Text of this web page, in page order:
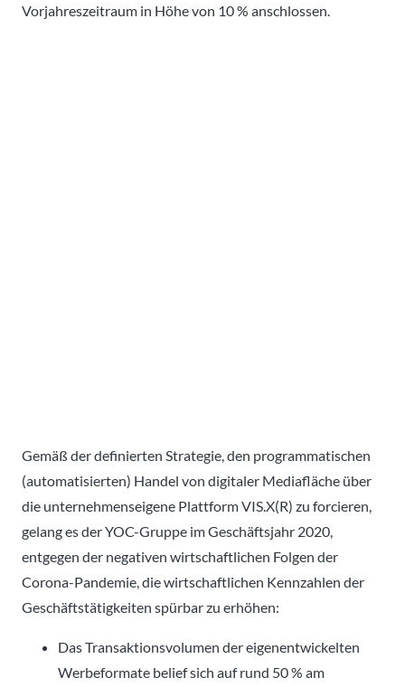
Vorjahreszeitraum in Höhe von 10 % anschlossen.
Gemäß der definierten Strategie, den programmatischen
(automatisierten) Handel von digitaler Mediafläche über
die unternehmenseigene Plattform VIS.X(R) zu forcieren,
gelang es der YOC-Gruppe im Geschäftsjahr 2020,
entgegen der negativen wirtschaftlichen Folgen der
Corona-Pandemie, die wirtschaftlichen Kennzahlen der
Geschäftstätigkeiten spürbar zu erhöhen:
Das Transaktionsvolumen der eigenentwickelten
Werbeformate belief sich auf rund 50 % am